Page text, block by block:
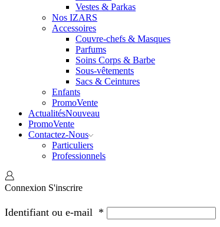
Vestes & Parkas
Nos IZARS
Accessoires
Couvre-chefs & Masques
Parfums
Soins Corps & Barbe
Sous-vêtements
Sacs & Ceintures
Enfants
PromoVente
ActualitésNouveau
PromoVente
Contactez-Nous
Particuliers
Professionnels
Connexion S'inscrire
Identifiant ou e-mail *